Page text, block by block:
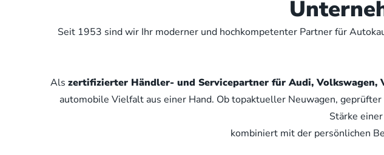
Seit 1953 sind wir Ihr moderner und hochkompetenter Partner für
Als zertifizierter Händler- und Servicepartner für Audi, Volkswagen,
automobile Vielfalt aus einer Hand. Ob topaktueller Neuwagen,
Stärke
kombiniert mit der persönlichen